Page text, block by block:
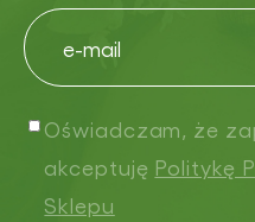
Oświadczam, że
akceptuję Politykę
Sklepu